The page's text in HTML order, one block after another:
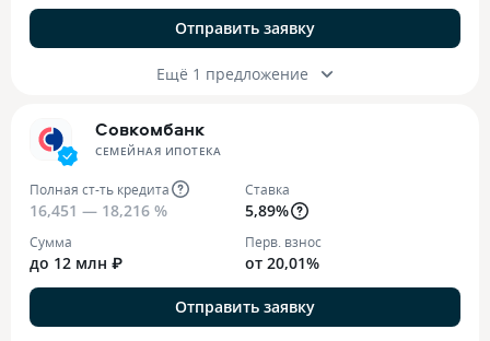
Отправить заявку
Ещё 1 предложение
Совкомбанк
СЕМЕЙНАЯ ИПОТЕКА
Полная ст-ть кредита
16,451 — 18,216 %
Ставка
5,89%
Сумма
до 12 млн ₽
Перв. взнос
от 20,01%
Отправить заявку